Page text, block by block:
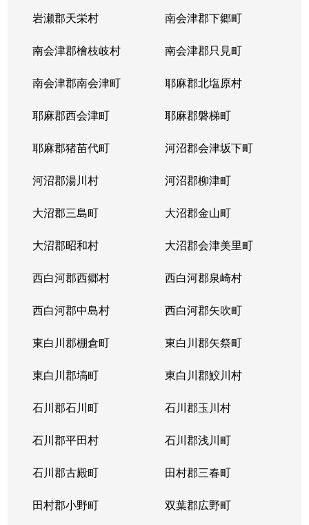
岩瀬郡天栄村 南会津郡下郷町
南会津郡檜枝岐村 南会津郡只見町
南会津郡南会津町 耶麻郡北塩原村
耶麻郡西会津町 耶麻郡磐梯町
耶麻郡猪苗代町 河沼郡会津坂下町
河沼郡湯川村 河沼郡柳津町
大沼郡三島町 大沼郡金山町
大沼郡昭和村 大沼郡会津美里町
西白河郡西郷村 西白河郡泉崎村
西白河郡中島村 西白河郡矢吹町
東白川郡棚倉町 東白川郡矢祭町
東白川郡塙町 東白川郡鮫川村
石川郡石川町 石川郡玉川村
石川郡平田村 石川郡浅川町
石川郡古殿町 田村郡三春町
田村郡小野町 双葉郡広野町